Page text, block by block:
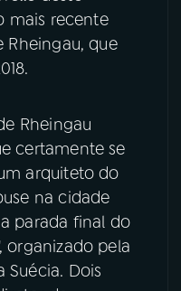
mais recente
Rheingau, que
Rheingau
certamente se
arquiteto do
na cidade
parada final do
organizado pela
Suécia. Dois